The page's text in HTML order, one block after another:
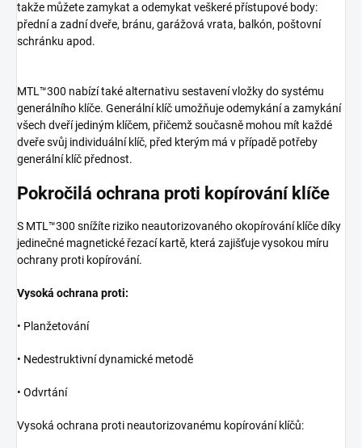
takže můžete zamykat a odemykat veškeré přístupové body:
přední a zadní dveře, bránu, garážová vrata, balkón, poštovní
schránku apod.
MTL™300 nabízí také alternativu sestavení vložky do systému
generálního klíče. Generální klíč umožňuje odemykání a zamykání
všech dveří jediným klíčem, přičemž současně mohou mít každé
dveře svůj individuální klíč, před kterým má v případě potřeby
generální klíč přednost.
Pokročilá ochrana proti kopírování klíče
S MTL™300 snížíte riziko neautorizovaného okopírování klíče díky
jedinečné magnetické řezací kartě, která zajišťuje vysokou míru
ochrany proti kopírování.
Vysoká ochrana proti:
• Planžetování
• Nedestruktivní dynamické metodě
• Odvrtání
Vysoká ochrana proti neautorizovanému kopírování klíčů: